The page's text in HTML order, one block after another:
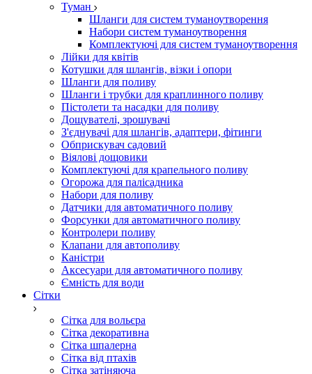
Туман
Шланги для систем туманоутворення
Набори систем туманоутворення
Комплектуючі для систем туманоутворення
Лійки для квітів
Котушки для шлангів, візки і опори
Шланги для поливу
Шланги і трубки для краплинного поливу
Пістолети та насадки для поливу
Дощувателі, зрошувачі
З'єднувачі для шлангів, адаптери, фітинги
Обприскувач садовий
Віялові дощовики
Комплектуючі для крапельного поливу
Огорожа для палісадника
Набори для поливу
Датчики для автоматичного поливу
Форсунки для автоматичного поливу
Контролери поливу
Клапани для автополиву
Каністри
Аксесуари для автоматичного поливу
Ємність для води
Сітки
Сітка для вольєра
Сітка декоративна
Сітка шпалерна
Сітка від птахів
Сітка затіняюча